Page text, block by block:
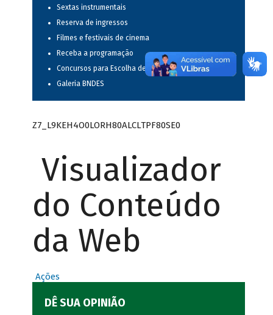
Sextas instrumentais
Reserva de ingressos
Filmes e festivais de cinema
Receba a programação
Concursos para Escolha de Espetáculos Musicais
Galeria BNDES
Z7_L9KEH4O0LORH80ALCLTPF80SE0
Visualizador
do Conteúdo
da Web
Ações
DÊ SUA OPINIÃO